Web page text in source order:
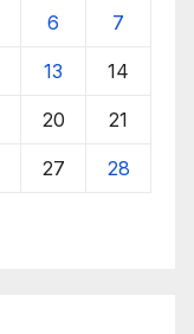
6 7
13 14
20 21
27 28